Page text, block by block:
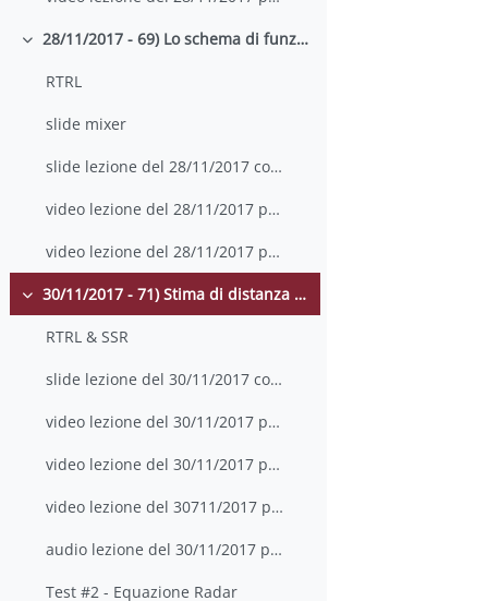
Einklappen 28/11/2017 - 69) Lo schema di funzionamento del mixer; 70) mixer doppiamente bilanciati e spurie
RTRL
slide mixer
slide lezione del 28/11/2017 con appunti
video lezione del 28/11/2017 parte 3
video lezione del 28/11/2017 parte 4
Einklappen 30/11/2017 - 71) Stima di distanza in presenza di rumore termico; 72) Accuratezza di stima di distanza
RTRL & SSR
slide lezione del 30/11/2017 con appunti
video lezione del 30/11/2017 parte 1
video lezione del 30/11/2017 parte 2
video lezione del 30711/2017 parte 3
audio lezione del 30/11/2017 parte 3
Test #2 - Equazione Radar